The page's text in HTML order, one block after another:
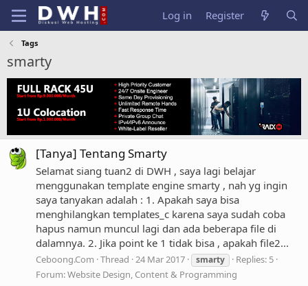
Log in Register
Tags
smarty
[Tanya] Tentang Smarty
Selamat siang tuan2 di DWH , saya lagi belajar
menggunakan template engine smarty , nah yg ingin
saya tanyakan adalah : 1. Apakah saya bisa
menghilangkan templates_c karena saya sudah coba
hapus namun muncul lagi dan ada beberapa file di
dalamnya. 2. Jika point ke 1 tidak bisa , apakah file2...
Ceboong.Com Thread 24 Mar 2017 smarty
Replies: 5
Forum:Website Design, Content & Programming